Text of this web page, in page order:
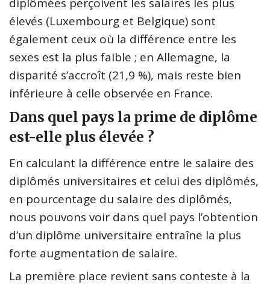
élevés (Luxembourg et Belgique) sont
également ceux où la différence entre les
sexes est la plus faible ; en Allemagne, la
disparité s’accroît (21,9 %), mais reste bien
inférieure à celle observée en France.
Dans quel pays la prime de diplôme
est-elle plus élevée ?
En calculant la différence entre le salaire des
diplômés universitaires et celui des diplômés,
en pourcentage du salaire des diplômés,
nous pouvons voir dans quel pays l’obtention
d’un diplôme universitaire entraîne la plus
forte augmentation de salaire.
La première place revient sans conteste à la